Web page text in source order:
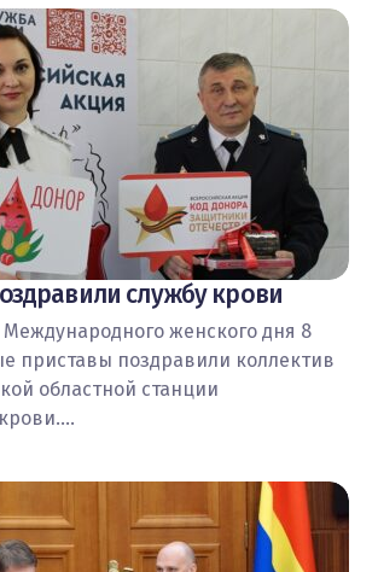
службу крови
женского дня 8
приставы поздравили коллектив
областной станции